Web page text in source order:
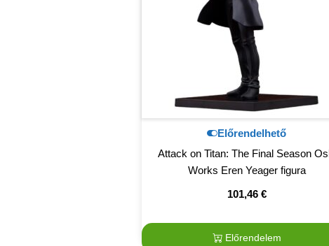
Előrendelhető
Attack on Titan: The Final Season
Works Eren Yeager figura
101,46 €
Előrendelem